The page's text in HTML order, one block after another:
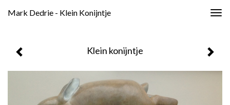
Mark Dedrie - Klein Konijntje
Klein konijntje